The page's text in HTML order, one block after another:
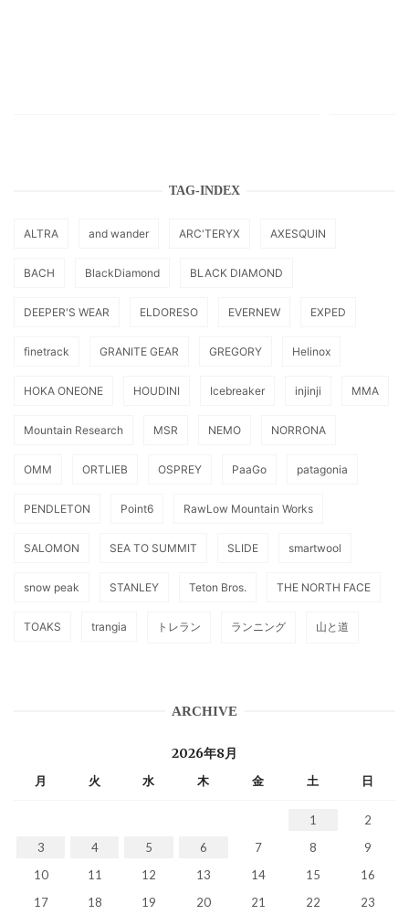
TAG-INDEX
ALTRA and wander ARC'TERYX AXESQUIN
BACH BlackDiamond BLACK DIAMOND
DEEPER'S WEAR ELDORESO EVERNEW EXPED
finetrack GRANITE GEAR GREGORY Helinox
HOKA ONEONE HOUDINI Icebreaker injinji MMA
Mountain Research MSR NEMO NORRONA
OMM ORTLIEB OSPREY PaaGo patagonia
PENDLETON Point6 RawLow Mountain Works
SALOMON SEA TO SUMMIT SLIDE smartwool
snow peak STANLEY Teton Bros. THE NORTH FACE
TOAKS trangia トレラン ランニング 山と道
ARCHIVE
2026年8月
月 火 水 木 金 土 日
1
2
3
4 5 6 7 8
9
10
11 12 13 14 15
16
17
18 19 20 21 22 23